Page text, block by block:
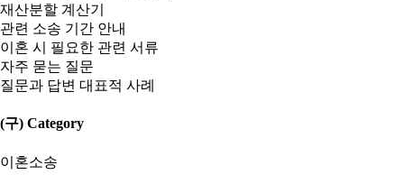
재산분할 계산기
관련 소송 기간 안내
이혼 시 필요한 관련 서류
자주 묻는 질문
질문과 답변 대표적 사례
(구) Category
이혼소송